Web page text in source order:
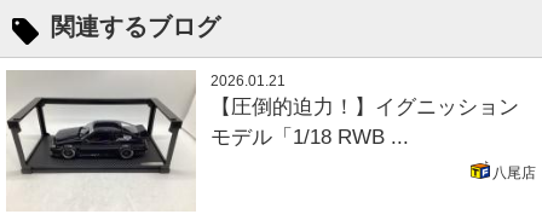
関連するブログ
2026.01.21
【圧倒的迫力！】イグニッション
モデル「1/18 RWB ...
八尾店